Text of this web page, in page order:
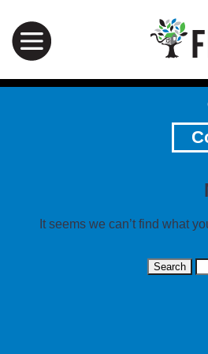
It seems we can’t find what